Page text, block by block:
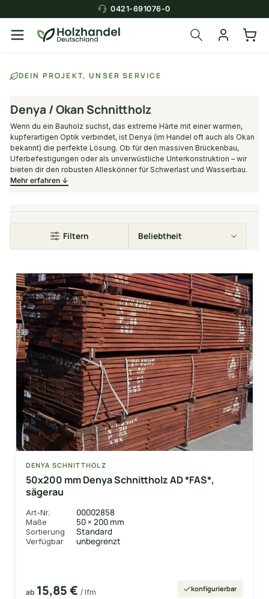
0421-691076-0
DEIN PROJEKT, UNSER SERVICE
Denya / Okan Schnittholz
Wenn du ein Bauholz suchst, das extreme Härte mit einer warmen,
kupferartigen Optik verbindet, ist Denya (im Handel oft auch als Okan
bekannt) die perfekte Lösung. Ob für den massiven Brückenbau,
Uferbefestigungen oder als unverwüstliche Unterkonstruktion – wir
bieten dir den robusten Alleskönner für Schwerlast und Wasserbau.
Mehr erfahren ↓
Filtern
DENYA SCHNITTHOLZ
50x200 mm Denya Schnittholz AD *FAS*,
sägerau
Art-Nr. 00002858
Maße 50 × 200 mm
Sortierung Standard
Verfügbar unbegrenzt
ab 15,85 € / lfm konfigurierbar